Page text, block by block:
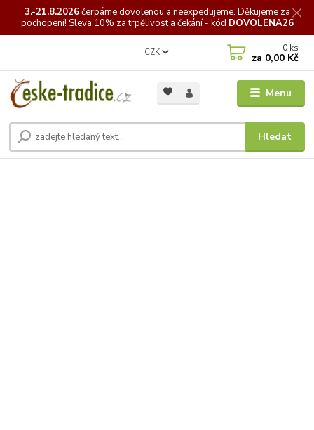
3.-21.8.2026čerpámedovolenou a neexpedujeme. Děkujeme za
pochopení! Sleva 10% za trpělivost a čekání - kód DOVOLENA26
Menu
CZK
Hledat
0 ks
za 0,00 Kč